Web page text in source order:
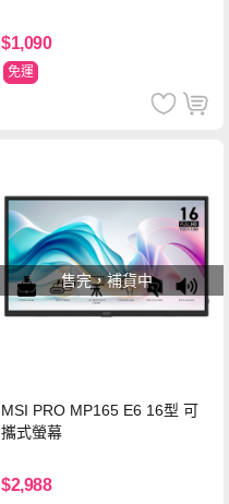
$1,090
免運
售完，補貨中
MSI PRO MP165 E6 16型 可
攜式螢幕
$2,988